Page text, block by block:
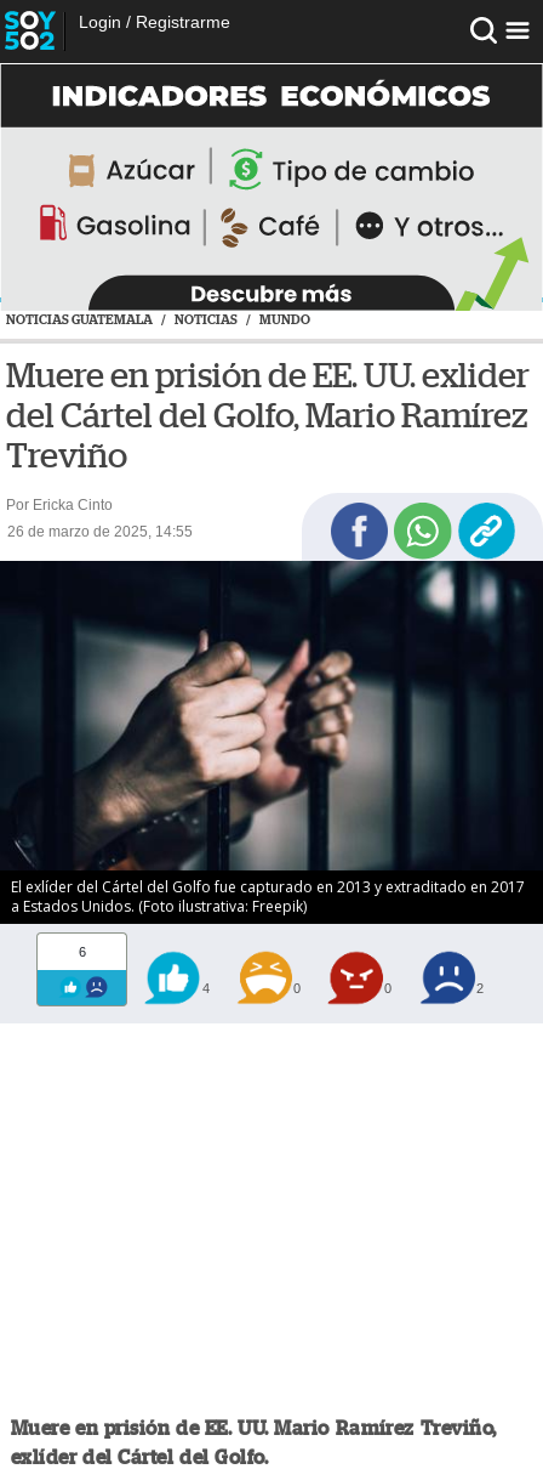
Login / Registrarme
NOTICIAS GUATEMALA / NOTICIAS / MUNDO
Muere en prisión de EE. UU. exlider
del Cártel del Golfo, Mario Ramírez
Treviño
Por Ericka Cinto
26 de marzo de 2025, 14:55
El exlíder del Cártel del Golfo fue capturado en 2013 y extraditado en 2017
a Estados Unidos. (Foto ilustrativa: Freepik)
6
4 0 0 2
Muere en prisión de EE. UU. Mario Ramírez Treviño,
exlíder del Cártel del Golfo.